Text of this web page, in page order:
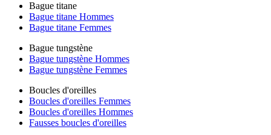
Bague titane
Bague titane Hommes
Bague titane Femmes
Bague tungstène
Bague tungstène Hommes
Bague tungstène Femmes
Boucles d'oreilles
Boucles d'oreilles Femmes
Boucles d'oreilles Hommes
Fausses boucles d'oreilles